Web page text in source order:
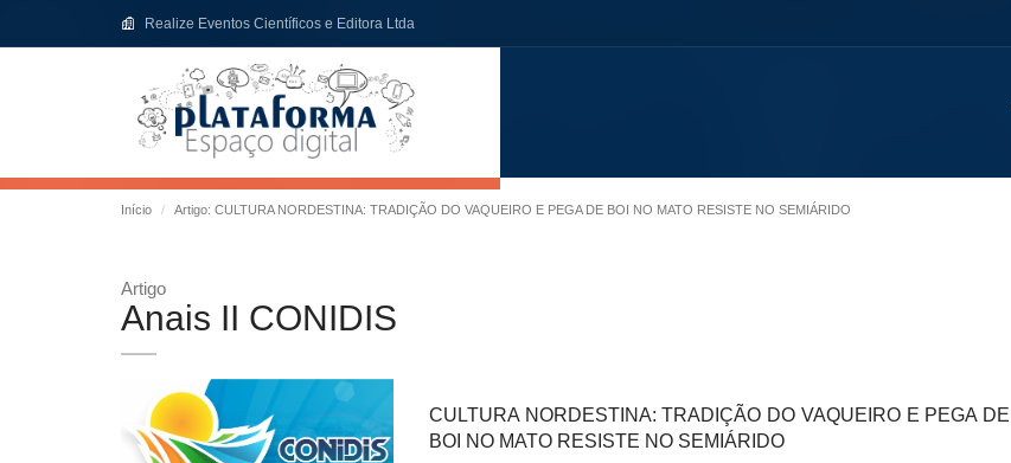
Realize Eventos Científicos e Editora Ltda
Início Artigo: CULTURA NORDESTINA: TRADIÇÃO DO VAQUEIRO E PEGA DE BOI NO MATO RESISTE NO SEMIÁRIDO
Artigo
Anais II CONIDIS
CULTURA NORDESTINA: TRADIÇÃO DO VAQUEIRO E PEGA DE
BOI NO MATO RESISTE NO SEMIÁRIDO